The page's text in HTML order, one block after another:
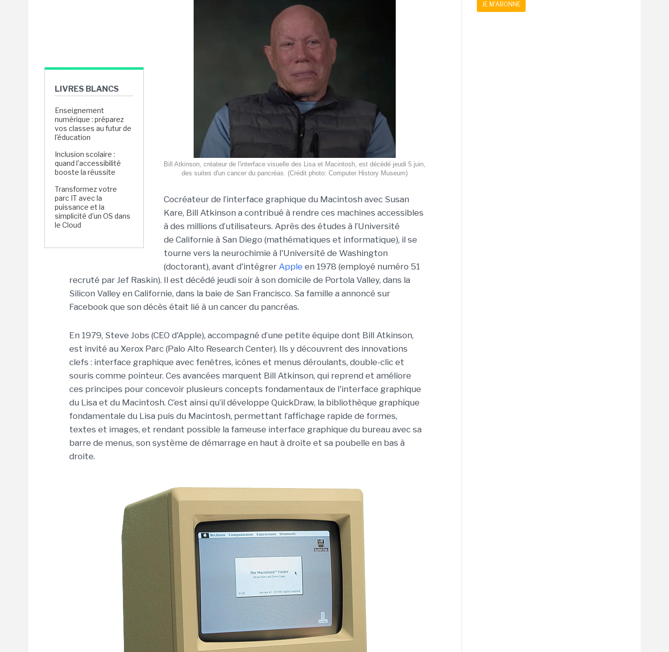
LIVRES BLANCS
Enseignement
numérique : préparez
vos classes au futur de
l'éducation
Inclusion scolaire :
quand l'accessibilité
booste la réussite
Transformez votre
parc IT avec la
puissance et la
simplicité d'un OS dans
le Cloud
Bill Atkinson, créateur de l'interface visuelle des Lisa et Macintosh, est décédé jeudi 5 juin,
des suites d'un cancer du pancréas. (Crédit photo: Computer History Museum)
Cocréateur de l’interface graphique du Macintosh avec Susan
Kare, Bill Atkinson a contribué à rendre ces machines accessibles
à des millions d’utilisateurs. Après des études à l’Université
de Californie à San Diego (mathématiques et informatique), il se
tourne vers la neurochimie à l'Université de Washington
(doctorant), avant d'intégrer Apple en 1978 (employé numéro 51
recruté par Jef Raskin). Il est décédé jeudi soir à son domicile de Portola Valley, dans la
Silicon Valley en Californie, dans la baie de San Francisco. Sa famille a annoncé sur
Facebook que son décès était lié à un cancer du pancréas.
En 1979, Steve Jobs (CEO d'Apple), accompagné d’une petite équipe dont Bill Atkinson,
est invité au Xerox Parc (Palo Alto Research Center). Ils y découvrent des innovations
clefs : interface graphique avec fenêtres, icônes et menus déroulants, double-clic et
souris comme pointeur. Ces avancées marquent Bill Atkinson, qui reprend et améliore
ces principes pour concevoir plusieurs concepts fondamentaux de l'interface graphique
du Lisa et du Macintosh. C’est ainsi qu’il développe QuickDraw, la bibliothèque graphique
fondamentale du Lisa puis du Macintosh, permettant l’affichage rapide de formes,
textes et images, et rendant possible la fameuse interface graphique du bureau avec sa
barre de menus, son système de démarrage en haut à droite et sa poubelle en bas à
droite.
JE M'ABONNE